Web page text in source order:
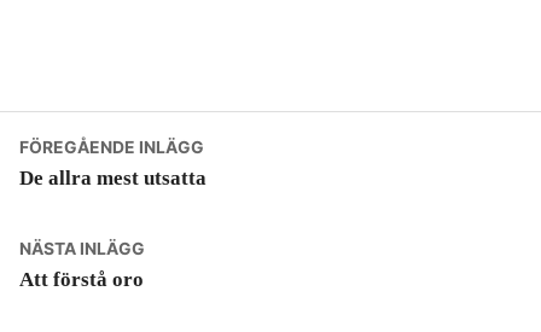
Inläggsnavigering
FÖREGÅENDE INLÄGG
inlägg:
De allra mest utsatta
NÄSTA INLÄGG
Att förstå oro